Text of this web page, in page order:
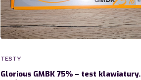
TESTY
Glorious GMBK 75% – test klawiatury.